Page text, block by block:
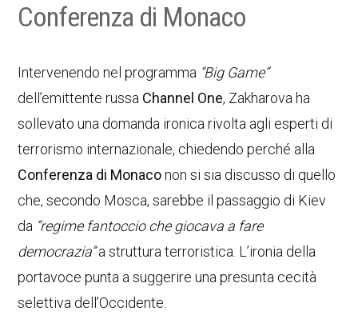
Conferenza di Monaco
Intervenendo nel programma “Big Game”
dell’emittente russa Channel One, Zakharova ha
sollevato una domanda ironica rivolta agli esperti di
terrorismo internazionale, chiedendo perché alla
Conferenza di Monaconon si sia discusso di quello
che, secondo Mosca, sarebbe il passaggio di Kiev
da “regime fantoccio che giocava a fare
democrazia”a struttura terroristica. L’ironia della
portavoce punta a suggerire una presunta cecità
selettiva dell’Occidente.